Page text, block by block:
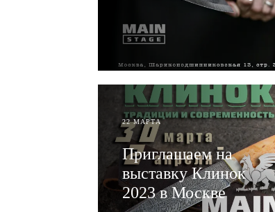
ЧИТАТЬ
22 МАРТА
Приглашаем на
выставку Клинок
2023 в Москве